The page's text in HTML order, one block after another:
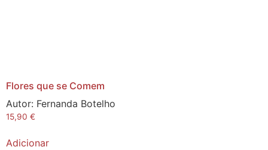
Flores que se Comem
Autor: Fernanda Botelho
15,90 €
Adicionar